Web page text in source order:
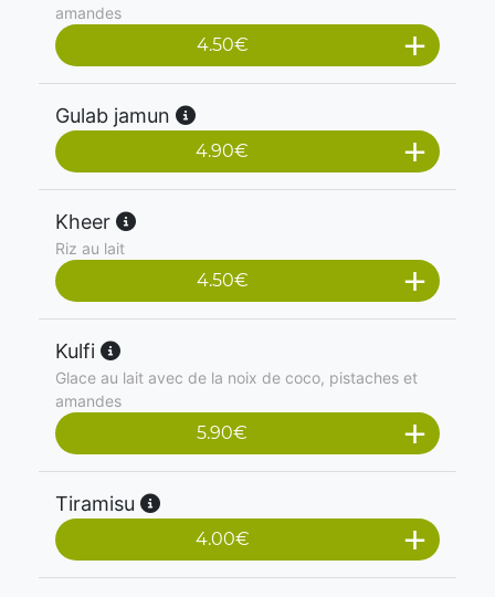
amandes
4.50€
Gulab jamun
4.90€
Kheer
Riz au lait
4.50€
Kulfi
Glace au lait avec de la noix de coco, pistaches et
amandes
5.90€
Tiramisu
4.00€